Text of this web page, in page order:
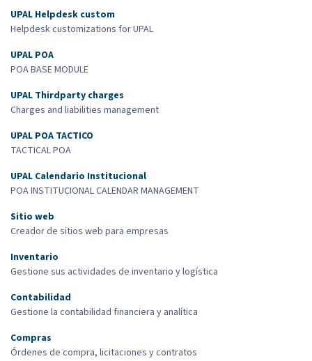
UPAL Helpdesk custom
Helpdesk customizations for UPAL
UPAL POA
POA BASE MODULE
UPAL Thirdparty charges
Charges and liabilities management
UPAL POA TACTICO
TACTICAL POA
UPAL Calendario Institucional
POA INSTITUCIONAL CALENDAR MANAGEMENT
Sitio web
Creador de sitios web para empresas
Inventario
Gestione sus actividades de inventario y logística
Contabilidad
Gestione la contabilidad financiera y analítica
Compras
Órdenes de compra, licitaciones y contratos